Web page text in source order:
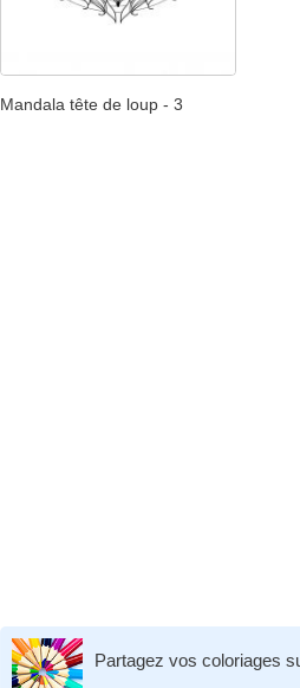
Mandala tête de loup - 3
Partagez vos coloriages